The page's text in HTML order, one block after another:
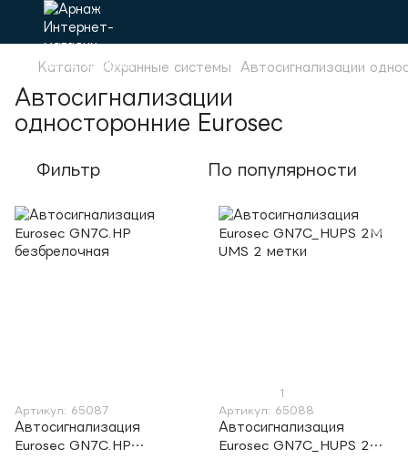
Каталог Охранные системы Автосигнализации
Автосигнализации
односторонние Eurosec
Фильтр По популярности
Артикул: 65087
Автосигнализация
Eurosec GN7C.HP
1
Артикул: 65088
Автосигнализация
Eurosec GN7C_HUPS 2M